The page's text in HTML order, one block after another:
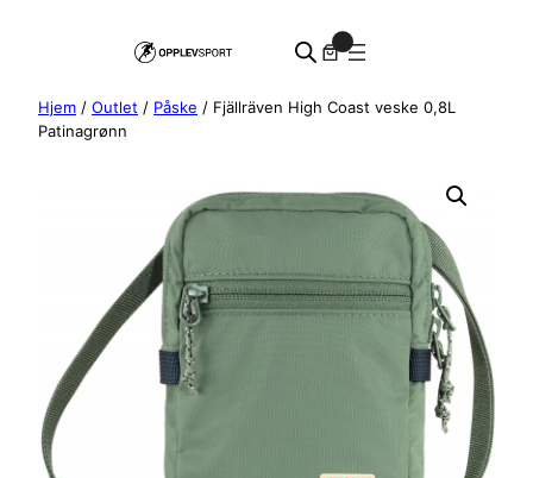
Hjem / Outlet / Påske / Fjällräven High Coast veske 0,8L
Patinagrønn